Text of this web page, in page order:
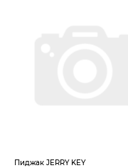
Пиджак JERRY KEY